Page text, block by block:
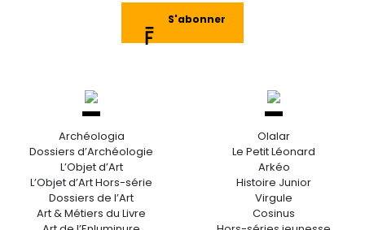
S'abonner
Archéologia
Dossiers d’Archéologie
L’Objet d’Art
L’Objet d’Art Hors-série
Dossiers de l’Art
Art & Métiers du Livre
Olalar
Le Petit Léonard
Arkéo
Histoire Junior
Virgule
Cosinus